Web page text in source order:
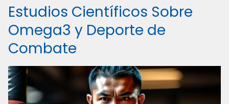
Estudios Científicos Sobre
Omega3 y Deporte de
Combate